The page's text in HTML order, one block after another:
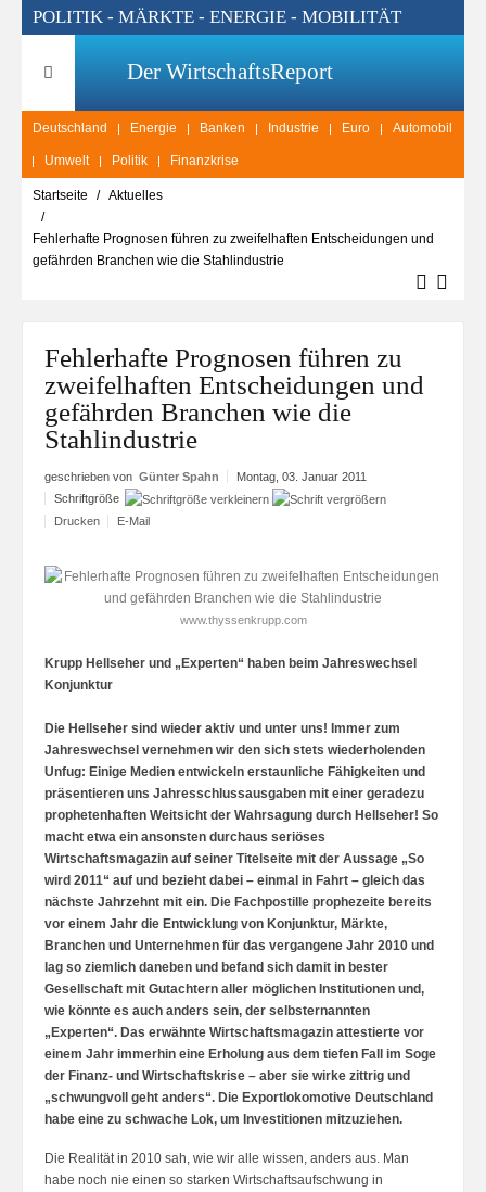
POLITIK - MÄRKTE - ENERGIE - MOBILITÄT
Der WirtschaftsReport
Deutschland Energie Banken Industrie Euro Automobil
Umwelt Politik Finanzkrise
Startseite Aktuelles
Fehlerhafte Prognosen führen zu zweifelhaften Entscheidungen und
gefährden Branchen wie die Stahlindustrie
Fehlerhafte Prognosen führen zu
zweifelhaften Entscheidungen und
gefährden Branchen wie die
Stahlindustrie
geschrieben von Günter Spahn
Montag, 03. Januar 2011
Schriftgröße
Drucken
E-Mail
www.thyssenkrupp.com
Krupp Hellseher und „Experten“ haben beim Jahreswechsel
Konjunktur
Die Hellseher sind wieder aktiv und unter uns! Immer zum
Jahreswechsel vernehmen wir den sich stets wiederholenden
Unfug: Einige Medien entwickeln erstaunliche Fähigkeiten und
präsentieren uns Jahresschlussausgaben mit einer geradezu
prophetenhaften Weitsicht der Wahrsagung durch Hellseher! So
macht etwa ein ansonsten durchaus seriöses
Wirtschaftsmagazin auf seiner Titelseite mit der Aussage „So
wird 2011“ auf und bezieht dabei – einmal in Fahrt – gleich das
nächste Jahrzehnt mit ein. Die Fachpostille prophezeite bereits
vor einem Jahr die Entwicklung von Konjunktur, Märkte,
Branchen und Unternehmen für das vergangene Jahr 2010 und
lag so ziemlich daneben und befand sich damit in bester
Gesellschaft mit Gutachtern aller möglichen Institutionen und,
wie könnte es auch anders sein, der selbsternannten
„Experten“. Das erwähnte Wirtschaftsmagazin attestierte vor
einem Jahr immerhin eine Erholung aus dem tiefen Fall im Soge
der Finanz- und Wirtschaftskrise – aber sie wirke zittrig und
„schwungvoll geht anders“. Die Exportlokomotive Deutschland
habe eine zu schwache Lok, um Investitionen mitzuziehen.
Die Realität in 2010 sah, wie wir alle wissen, anders aus. Man
habe noch nie einen so starken Wirtschaftsaufschwung in